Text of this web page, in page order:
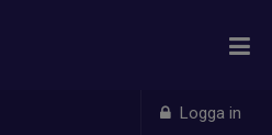
Logga in